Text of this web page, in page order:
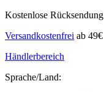
Kostenlose Rücksendung
Versandkostenfrei ab 49€
Händlerbereich
Sprache/Land: